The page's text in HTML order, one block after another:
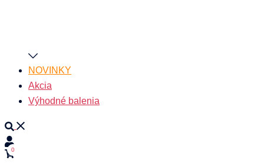
NOVINKY
Akcia
Výhodné balenia
Search
0